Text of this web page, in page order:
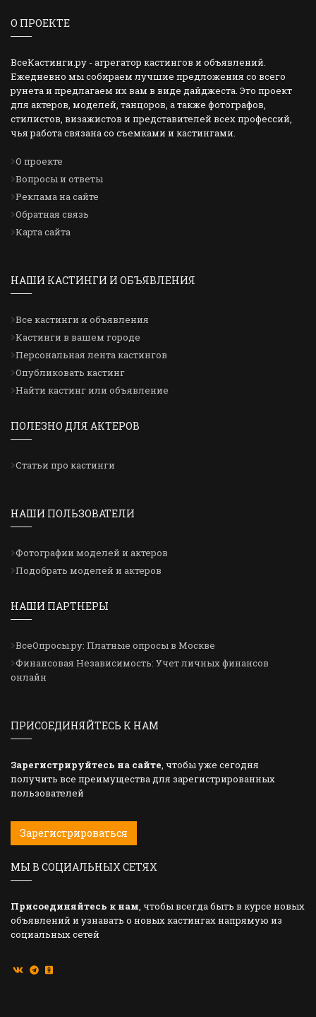
О ПРОЕКТЕ
ВсеКастинги.ру - агрегатор кастингов и объявлений.
Ежедневно мы собираем лучшие предложения со всего
рунета и предлагаем их вам в виде дайджеста. Это проект
для актеров, моделей, танцоров, а также фотографов,
стилистов, визажистов и представителей всех профессий,
чья работа связана со съемками и кастингами.
О проекте
Вопросы и ответы
Реклама на сайте
Обратная связь
Карта сайта
НАШИ КАСТИНГИ И ОБЪЯВЛЕНИЯ
Все кастинги и объявления
Кастинги в вашем городе
Персональная лента кастингов
Опубликовать кастинг
Найти кастинг или объявление
ПОЛЕЗНО ДЛЯ АКТЕРОВ
Статьи про кастинги
НАШИ ПОЛЬЗОВАТЕЛИ
Фотографии моделей и актеров
Подобрать моделей и актеров
НАШИ ПАРТНЕРЫ
ВсеОпросы.ру: Платные опросы в Москве
Финансовая Независимость: Учет личных финансов
онлайн
ПРИСОЕДИНЯЙТЕСЬ К НАМ
Зарегистрируйтесь на сайте, чтобы уже сегодня
получить все преимущества для зарегистрированных
пользователей
Зарегистрироваться
МЫ В СОЦИАЛЬНЫХ СЕТЯХ
Присоединяйтесь к нам, чтобы всегда быть в курсе новых
объявлений и узнавать о новых кастингах напрямую из
социальных сетей